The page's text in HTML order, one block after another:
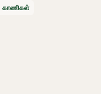
காணிகள்